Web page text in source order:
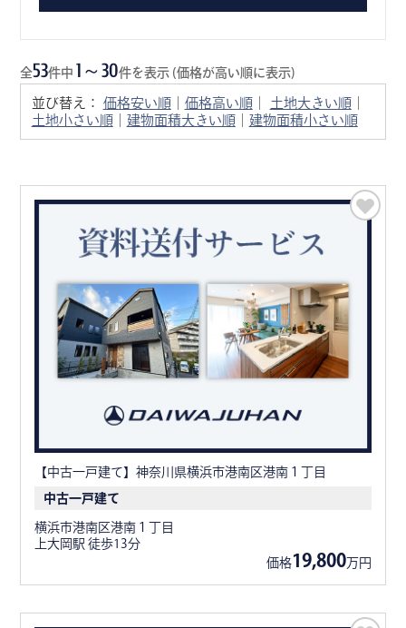
全53件中 1～30件を表示 (価格が高い順に表示)
並び替え： 価格安い順 価格高い順 土地大きい順
土地小さい順
建物面積大きい順 建物面積小さい順
【中古一戸建て】神奈川県横浜市港南区港南１丁目
中古一戸建て
横浜市港南区港南１丁目
上大岡駅 徒歩13分
価格19,800万円